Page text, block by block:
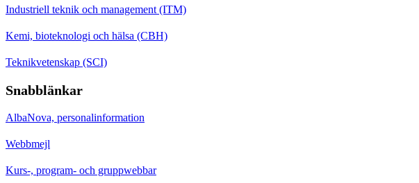
Industriell teknik och management (ITM)
Kemi, bioteknologi och hälsa (CBH)
Teknikvetenskap (SCI)
Snabblänkar
AlbaNova, personalinformation
Webbmejl
Kurs-, program- och gruppwebbar